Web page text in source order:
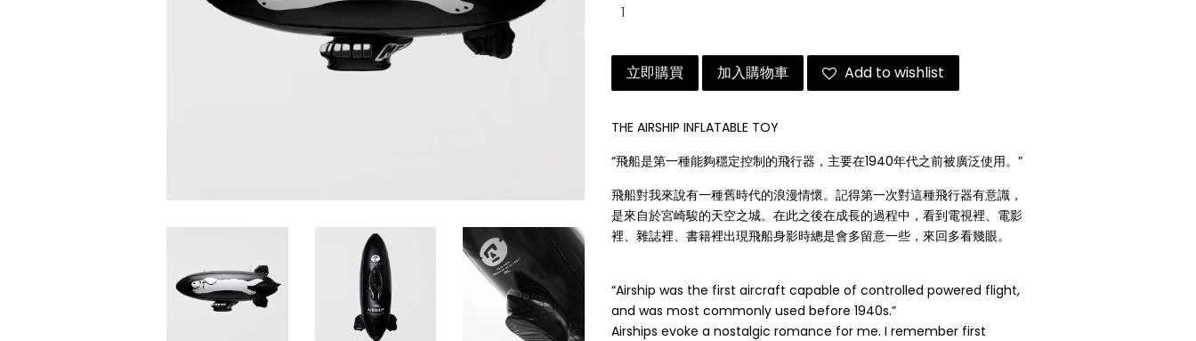
立即購買 加入購物車 Add to wishlist
THE AIRSHIP INFLATABLE TOY
“飛船是第一種能夠穩定控制的飛行器，主要在1940年代之前被廣泛使用。”
飛船對我來說有一種舊時代的浪漫情懷。記得第一次對這種飛行器有意識，
是來自於宮崎駿的天空之城。在此之後在成長的過程中，看到電視裡、電影
裡、雜誌裡、書籍裡出現飛船身影時總是會多留意一些，來回多看幾眼。
“Airship was the first aircraft capable of controlled powered flight,
and was most commonly used before 1940s.”
Airships evoke a nostalgic romance for me. I remember first